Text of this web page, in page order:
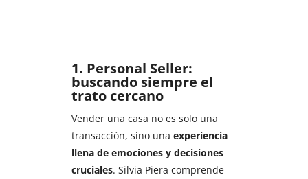
1. Personal Seller:
buscando siempre el
trato cercano
Vender una casa no es solo una
transacción, sino una experiencia
llena de emociones y decisiones
cruciales. Silvia Piera comprende